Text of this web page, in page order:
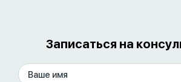
Записаться на